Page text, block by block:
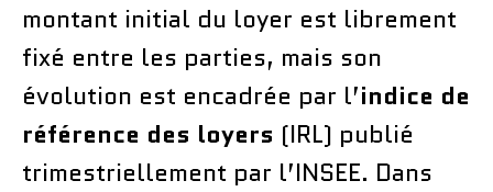
montant initial du loyer est librement
fixé entre les parties, mais son
évolution est encadrée par l’indice de
référence des loyers (IRL) publié
trimestriellement par l’INSEE. Dans